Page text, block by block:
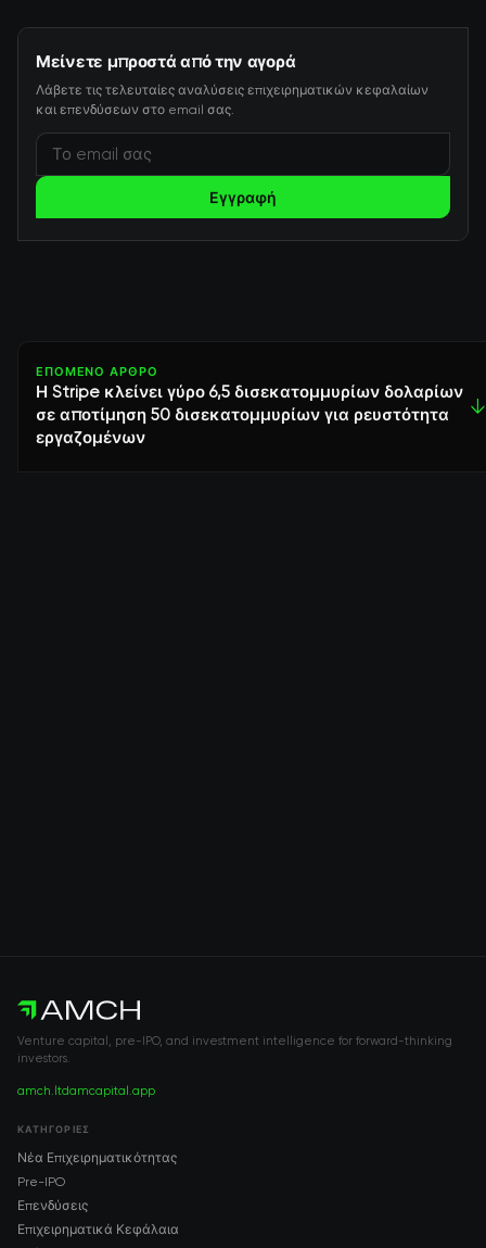
Μείνετε μπροστά από την αγορά
Λάβετε τις τελευταίες αναλύσεις επιχειρηματικών κεφαλαίων
και επενδύσεων στο email σας.
Εγγραφή
ΕΠΌΜΕΝΟ ΆΡΘΡΟ
Η Stripe κλείνει γύρο 6,5 δισεκατομμυρίων δολαρίων
σε αποτίμηση 50 δισεκατομμυρίων για ρευστότητα
εργαζομένων
↓
Venture capital, pre-IPO, and investment intelligence for forward-thinking
investors.
amch.ltdamcapital.app
ΚΑΤΗΓΟΡΊΕΣ
Νέα Επιχειρηματικότητας
Pre-IPO
Επενδύσεις
Επιχειρηματικά Κεφάλαια